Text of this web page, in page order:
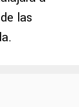
en
pasó
a